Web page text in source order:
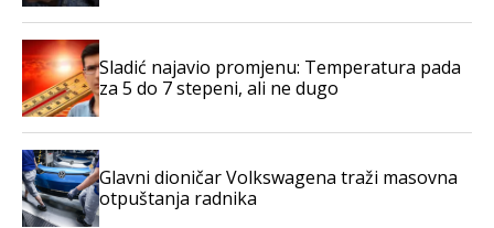
Sladić najavio promjenu: Temperatura pada
za 5 do 7 stepeni, ali ne dugo
Glavni dioničar Volkswagena traži masovna
otpuštanja radnika